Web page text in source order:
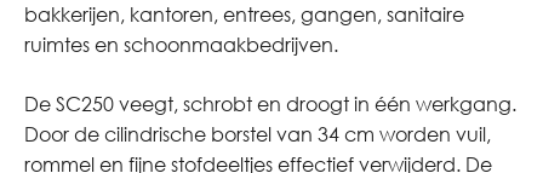
bakkerijen, kantoren, entrees, gangen, sanitaire
ruimtes en schoonmaakbedrijven.
De SC250 veegt, schrobt en droogt in één werkgang.
Door de cilindrische borstel van 34 cm worden vuil,
rommel en fijne stofdeeltjes effectief verwijderd. De